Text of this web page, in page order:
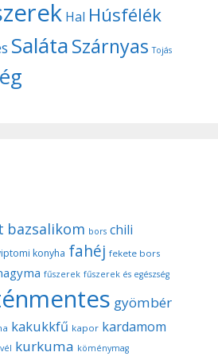
Hal Húsfélék
SalátaSzárnyas Tojás
bazsalikom bors chili
konyha fahéj fekete bors
fűszerek fűszerek és egészség
gyömbér
kakukkfű kapor kardamom
kurkuma köménymag